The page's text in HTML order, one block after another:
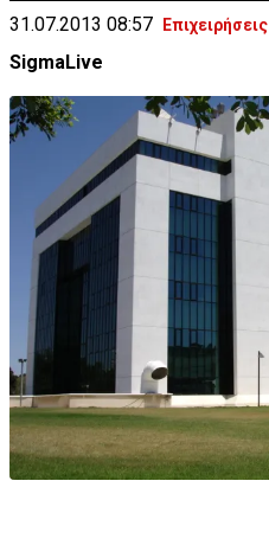
31.07.2013 08:57 Επιχειρήσεις
SigmaLive